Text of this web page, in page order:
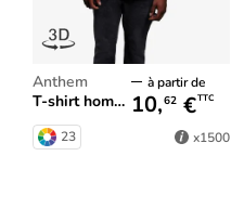
Anthem
T-shirt homme Anthem
à partir de
10,62 €TTC
23 x1500